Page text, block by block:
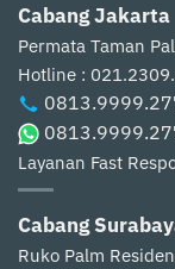
Cabang Jakarta
Permata Taman
Hotline :
Layanan Fast
Cabang
Ruko Palm